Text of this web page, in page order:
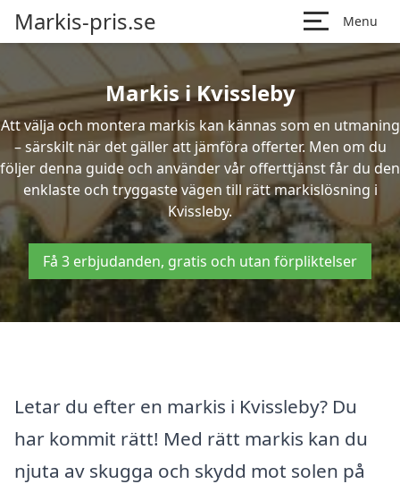
Markis-pris.se Menu
Markis i Kvissleby
Att välja och montera markis kan kännas som en utmaning
– särskilt när det gäller att jämföra offerter. Men om du
följer denna guide och använder vår offerttjänst får du den
enklaste och tryggaste vägen till rätt markislösning i
Kvissleby.
Få 3 erbjudanden, gratis och utan förpliktelser
Letar du efter en markis i Kvissleby? Du
har kommit rätt! Med rätt markis kan du
njuta av skugga och skydd mot solen på